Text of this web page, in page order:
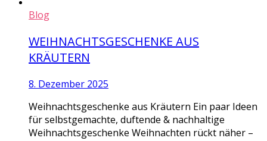
Blog
WEIHNACHTSGESCHENKE AUS
KRÄUTERN
8. Dezember 2025
Weihnachtsgeschenke aus Kräutern Ein paar Ideen
für selbstgemachte, duftende & nachhaltige
Weihnachtsgeschenke Weihnachten rückt näher –